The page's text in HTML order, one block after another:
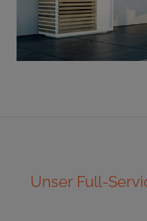
Unser Full-